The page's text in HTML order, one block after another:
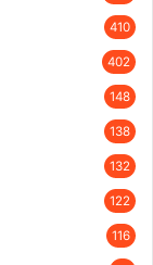
410
402
148
138
132
122
116